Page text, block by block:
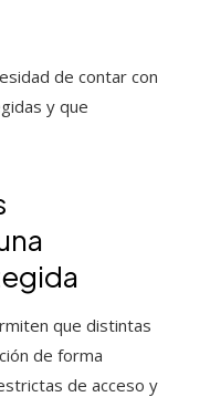
de contar con
y que
que distintas
de forma
de acceso y